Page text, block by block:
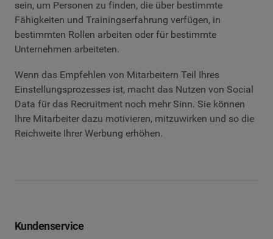
sein, um Personen zu finden, die über bestimmte
Fähigkeiten und Trainingserfahrung verfügen, in
bestimmten Rollen arbeiten oder für bestimmte
Unternehmen arbeiteten.
Wenn das Empfehlen von Mitarbeitern Teil Ihres
Einstellungsprozesses ist, macht das Nutzen von Social
Data für das Recruitment noch mehr Sinn. Sie können
Ihre Mitarbeiter dazu motivieren, mitzuwirken und so die
Reichweite Ihrer Werbung erhöhen.
Kundenservice